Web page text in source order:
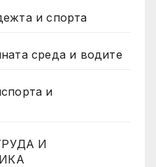
и спорта
среда и водите
и
И